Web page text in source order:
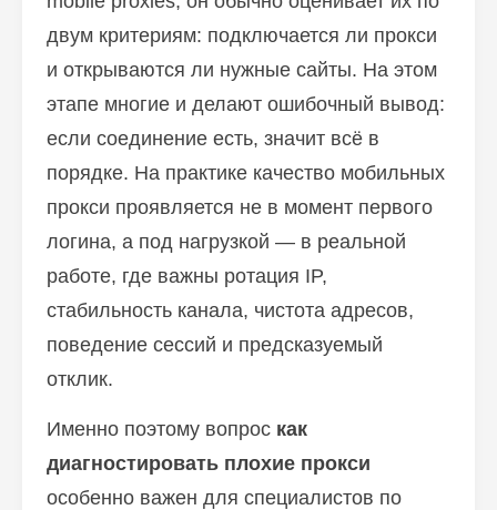
двум критериям: подключается ли прокси
и открываются ли нужные сайты. На этом
этапе многие и делают ошибочный вывод:
если соединение есть, значит всё в
порядке. На практике качество мобильных
прокси проявляется не в момент первого
логина, а под нагрузкой — в реальной
работе, где важны ротация IP,
стабильность канала, чистота адресов,
поведение сессий и предсказуемый
отклик.
Именно поэтому вопрос как
диагностировать плохие прокси
особенно важен для специалистов по